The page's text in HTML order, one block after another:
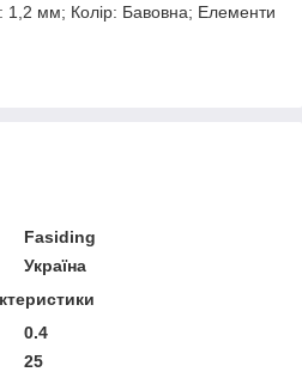
1,2 мм; Колір: Бавовна; Елементи
Fasiding
Україна
0.4
25